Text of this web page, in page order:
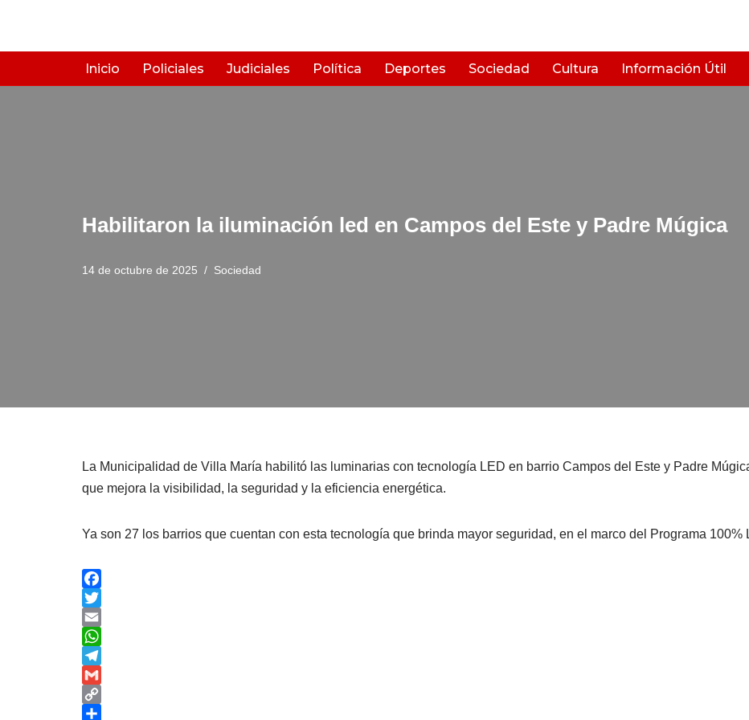
contenido
Inicio Policiales Judiciales Política Deportes Sociedad Cultura Información Útil
Habilitaron la iluminación led en Campos del Este y Padre Múgica
14 de octubre de 2025 Sociedad
La Municipalidad de Villa María habilitó las luminarias con tecnología LED en barrio Campos del Este y Padre
que mejora la visibilidad, la seguridad y la eficiencia energética.
Ya son 27 los barrios que cuentan con esta tecnología que brinda mayor seguridad, en el marco del Programa
F
a
c
e
b
o
o
T
w
i
t
e
E
m
a
W
h
a
T
e
G
m
C